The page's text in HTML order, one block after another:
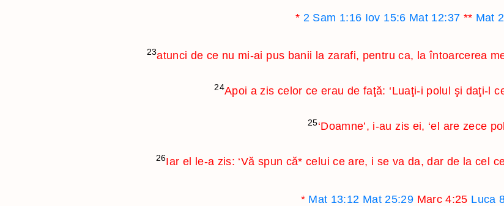
* 2 Sam 1:16 Iov 15:6 Mat 12:37 ** Mat
23atunci de ce nu mi-ai pus banii la zarafi, pentru ca, la întoarcerea
24Apoi a zis celor ce erau de faţă: ‘Luaţi-i polul şi daţi-l
25‘Doamne’, i-au zis ei, ‘el are zece
26Iar el le-a zis: ‘Vă spun că* celui ce are, i se va da, dar de la cel
* Mat 13:12 Mat 25:29 Marc 4:25 Luca